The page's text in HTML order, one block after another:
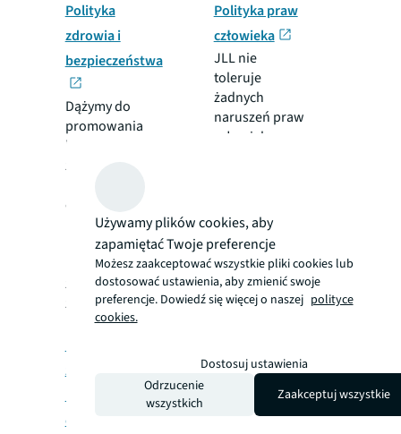
Polityka
zdrowia i
bezpieczeństwa
Dążymy do
promowania
bezpiecznych i
zdrowych
oraz do
nieustannego
rozwoju naszej
kultury w
zakresie
zdrowia i
bezpieczeństwa.
Polityka praw
człowieka
JLL nie
toleruje
żadnych
naruszeń praw
człowieka.
zobowiązanie
JLL w zakresie
praw
człowieka.
zgłaszania
nieprawidłowości
oraz zakaz
antykorupcyjny
Ten dokument
Używamy plików cookies, aby
zapamiętać Twoje preferencje
Możesz zaakceptować wszystkie pliki cookies lub
dostosować ustawienia, aby zmienić swoje
preferencje. Dowiedź się więcej o naszej polityce
cookies.
Dostosuj ustawienia
Odrzucenie
wszystkich
Zaakceptuj wszystkie